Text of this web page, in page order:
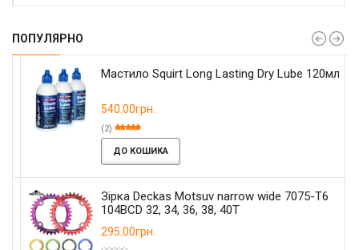
ПОПУЛЯРНО
Мастило Squirt Long Lasting Dry Lube 120мл
540.00грн.
(2)
ДО КОШИКА
Зірка Deckas Motsuv narrow wide 7075-T6
104BCD 32, 34, 36, 38, 40T
295.00грн.